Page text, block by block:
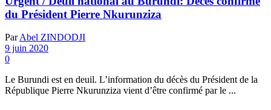
du Président Pierre Nkurunziza
Par Abel ZINDODJI
9 juin 2020
0
Le Burundi est en deuil. L’information du décès du Président de la
République Pierre Nkurunziza vient d’être confirmé par le ...